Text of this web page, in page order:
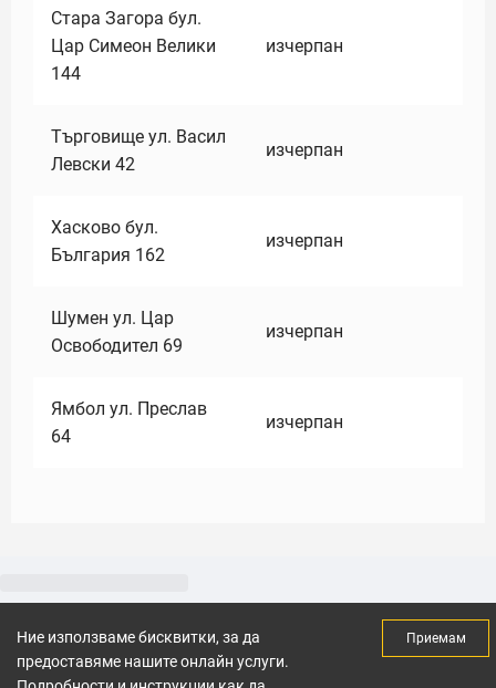
Стара Загора бул.
Цар Симеон Велики
144
изчерпан
Търговище ул. Васил
Левски 42
изчерпан
Хасково бул.
България 162
изчерпан
Шумен ул. Цар
Освободител 69
изчерпан
Ямбол ул. Преслав
64
изчерпан
Ние използваме бисквитки, за да
предоставяме нашите онлайн услуги.
Приемам